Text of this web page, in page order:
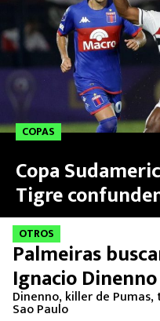
COPAS
Copa
Tigre
apedrean a
VIDEO
OTROS
Palmeiras
Ignacio Dinenno
Dinenno, killer de
Sao Paulo